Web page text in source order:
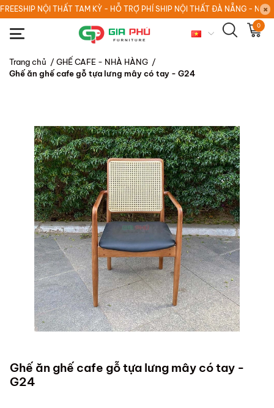
FREESHIP NỘI THẤT TAM KỲ - HỖ TRỢ PHÍ SHIP NỘI THẤT ĐÀ NẴNG - NỘI
0
Trang chủ / GHẾ CAFE - NHÀ HÀNG /
Ghế ăn ghế cafe gỗ tựa lưng mây có tay - G24
Ghế ăn ghế cafe gỗ tựa lưng mây có tay -
G24